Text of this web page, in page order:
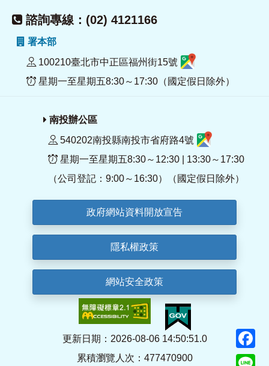
諮詢專線：(02) 4121166
署本部
100210臺北市中正區福州街15號
星期一至星期五8:30～17:30（國定假日除外）
南投辦公區
540202南投縣南投市省府路4號
星期一至星期五8:30～12:30 | 13:30～17:30
（公司登記：9:00～16:30）（國定假日除外）
政府網站資料開放宣告
隱私權政策
網站安全政策
更新日期：2026-08-06 14:50:51.0
累積瀏覽人次：477470900